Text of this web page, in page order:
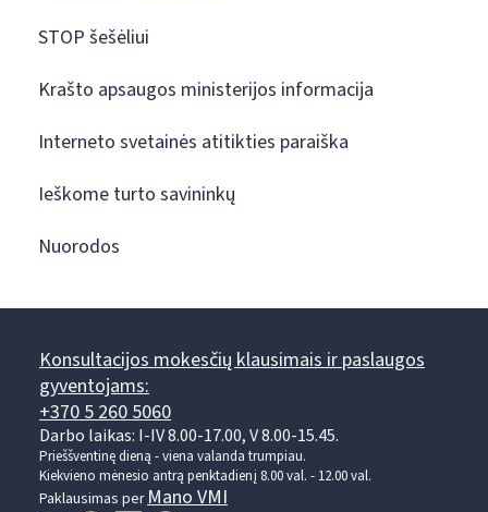
STOP šešėliui
Krašto apsaugos ministerijos informacija
Interneto svetainės atitikties paraiška
Ieškome turto savininkų
Nuorodos
Konsultacijos mokesčių klausimais ir paslaugos
gyventojams:
+370 5 260 5060
Darbo laikas: I-IV 8.00-17.00, V 8.00-15.45.
Prieššventinę dieną - viena valanda trumpiau.
Kiekvieno mėnesio antrą penktadienį 8.00 val. - 12.00 val.
Paklausimas per Mano VMI